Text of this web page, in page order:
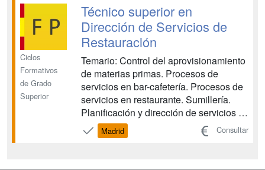
Ciclos
Formativos
de Grado
Superior
Técnico superior en
Dirección de Servicios de
Restauración
Temario: Control del aprovisionamiento
de materias primas. Procesos de
servicios en bar-cafetería. Procesos de
servicios en restaurante. Sumillería.
Planificación y dirección de servicios y
eventos en restauración. Gestión de la
calidad y de la seguridad e higiene
Madrid Consultar